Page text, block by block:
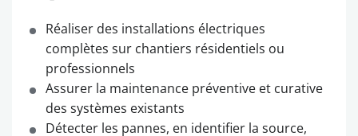
Réaliser des installations électriques
complètes sur chantiers résidentiels ou
professionnels
Assurer la maintenance préventive et curative
des systèmes existants
Détecter les pannes, en identifier la source,